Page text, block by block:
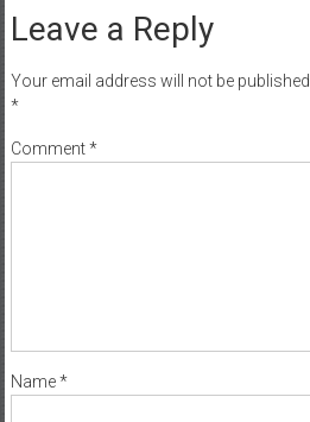
Leave a Reply
Your email address will not be published.
*
Comment*
Name*